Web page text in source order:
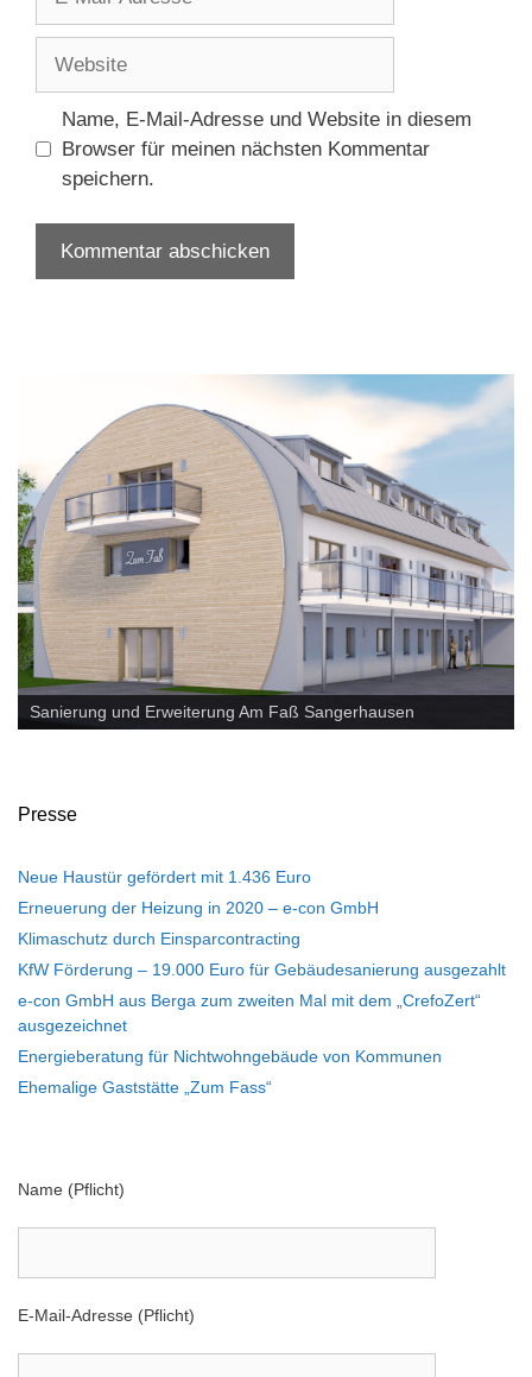
Adresse
Name, E-Mail-Adresse und Website in diesem
Browser für meinen nächsten Kommentar
speichern.
PV Anlage - Rosarium Sangerhausen
Sanierung und Erweiterung Am Faß Sangerhausen
Presse
Neue Haustür gefördert mit 1.436 Euro
Erneuerung der Heizung in 2020 – e-con GmbH
Klimaschutz durch Einsparcontracting
KfW Förderung – 19.000 Euro für Gebäudesanierung ausgezahlt
e-con GmbH aus Berga zum zweiten Mal mit dem „CrefoZert“
ausgezeichnet
Energieberatung für Nichtwohngebäude von Kommunen
Ehemalige Gaststätte „Zum Fass“
Name (Pflicht)
E-Mail-Adresse (Pflicht)